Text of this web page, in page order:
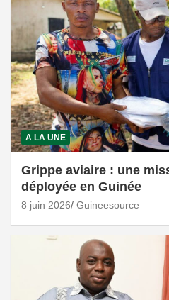
A LA UNE
Grippe aviaire : une
déployée en Guinée
8 juin 2026 Guineesource